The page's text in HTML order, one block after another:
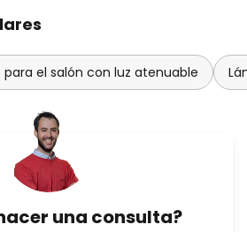
el salón con luz atenuable
una consulta?